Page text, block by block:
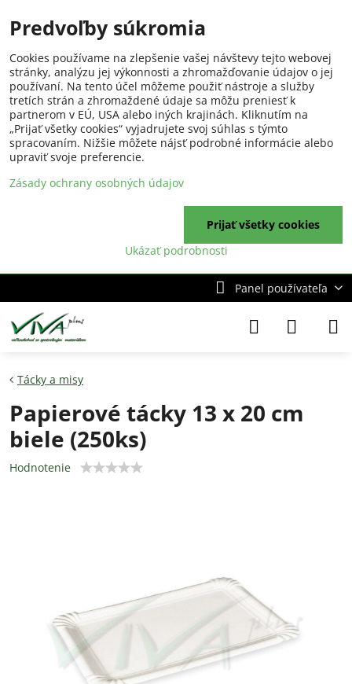
Panel používateľa
Tácky a misy
Papierové tácky 13 x 20 cm
biele (250ks)
Hodnotenie
Predvoľby súkromia
Cookies používame na zlepšenie vašej návštevy tejto webovej
stránky, analýzu jej výkonnosti a zhromažďovanie údajov o jej
používaní. Na tento účel môžeme použiť nástroje a služby
tretích strán a zhromaždené údaje sa môžu preniesť k
partnerom v EÚ, USA alebo iných krajinách. Kliknutím na
„Prijať všetky cookies“ vyjadrujete svoj súhlas s týmto
spracovaním. Nižšie môžete nájsť podrobné informácie alebo
upraviť svoje preferencie.
Zásady ochrany osobných údajov
Ukázať podrobnosti
Prijať všetky cookies